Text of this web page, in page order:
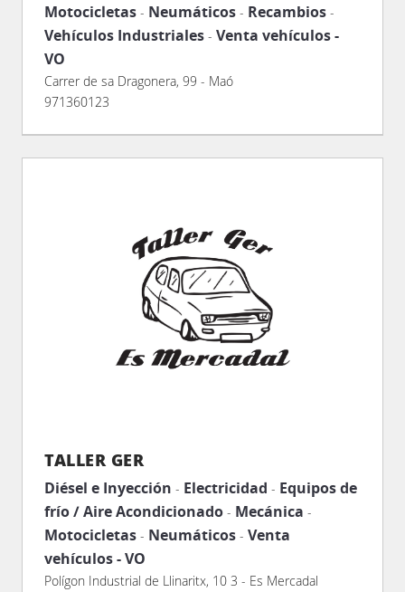
Motocicletas - Neumáticos - Recambios -
Vehículos Industriales - Venta vehículos -
VO
Carrer de sa Dragonera, 99 - Maó
971360123
TALLER GER
Diésel e Inyección - Electricidad - Equipos de
frío / Aire Acondicionado - Mecánica -
Motocicletas - Neumáticos - Venta
vehículos - VO
Polígon Industrial de Llinaritx, 10 3 - Es Mercadal